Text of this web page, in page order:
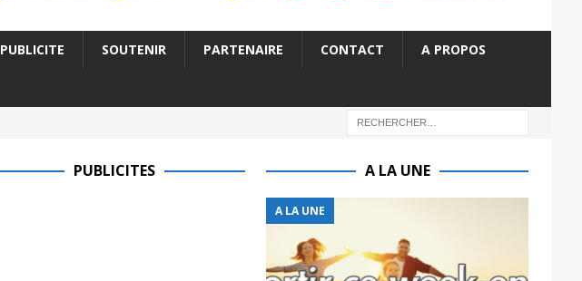
PUBLICITE SOUTENIR PARTENAIRE CONTACT A PROPOS
PUBLICITES A LA UNE
A LA UNE